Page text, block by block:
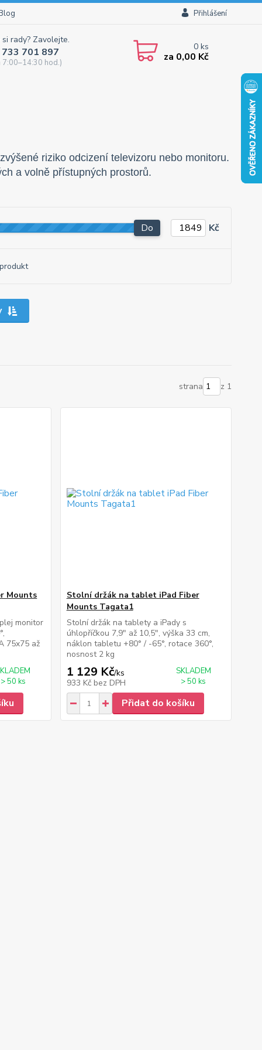
Přihlášení
rady? Zavolejte.
701 897
7:00–14:30 hod.)
0ks
za 0,00 Kč
riziko odcizení televizoru nebo monitoru.
a volně přístupných prostorů.
Do Kč
strana z 1
Mounts
monitor
75x75 až
> 50 ks
Stolní držák na tablet iPad Fiber
Mounts Tagata1
Stolní držák na tablety a iPady s
úhlopříčkou 7,9" až 10,5", výška 33 cm,
náklon tabletu +80° / -65°, rotace 360°,
nosnost 2 kg
1 129 Kč/ks
933 Kč bez DPH
SKLADEM
> 50 ks
Přidat do košíku